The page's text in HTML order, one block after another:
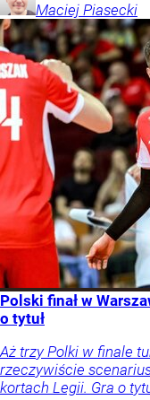
Maciej Piasecki
Polski finał w
o tytuł
Aż trzy Polki w finale
rzeczywiście
kortach Legii. Gra o